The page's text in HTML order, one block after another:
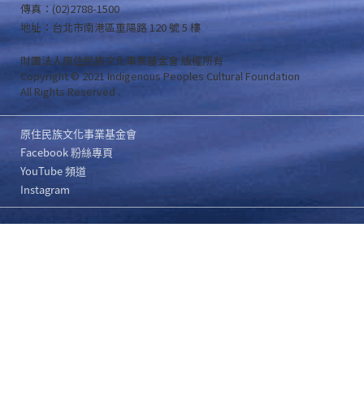
傳真：(02)2788-1500
地址：台北市南港區重陽路 120 號 5 樓
財團法人原住民族文化事業基金會 版權所有
Copyright © 2021 Indigenous Peoples Cultural Foundation
All Rights Reserved .
原住民族文化事業基金會
Facebook 粉絲專頁
YouTube 頻道
Instagram